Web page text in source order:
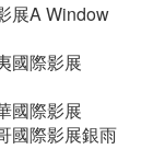
展A Window
國際影展
國際影展
國際影展銀雨